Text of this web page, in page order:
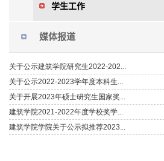
学生工作
媒体报道